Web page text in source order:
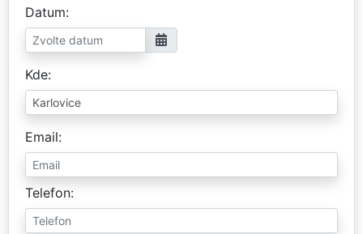
Datum
Kde
Email
Telefon